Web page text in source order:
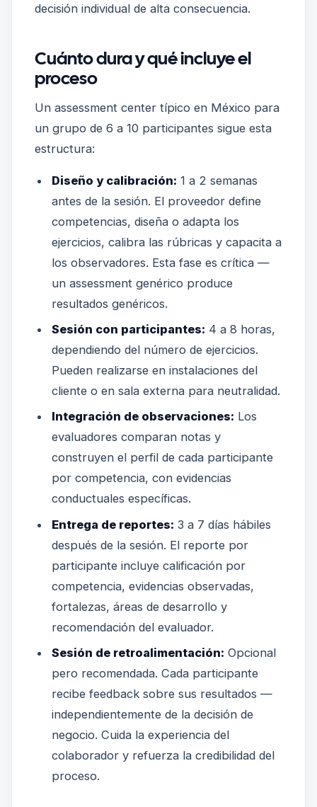
decisión individual de alta consecuencia.
Cuánto dura y qué incluye el
proceso
Un assessment center típico en México para
un grupo de 6 a 10 participantes sigue esta
estructura:
Diseño y calibración: 1 a 2 semanas
antes de la sesión. El proveedor define
competencias, diseña o adapta los
ejercicios, calibra las rúbricas y capacita a
los observadores. Esta fase es crítica —
un assessment genérico produce
resultados genéricos.
Sesión con participantes: 4 a 8 horas,
dependiendo del número de ejercicios.
Pueden realizarse en instalaciones del
cliente o en sala externa para neutralidad.
Integración de observaciones: Los
evaluadores comparan notas y
construyen el perfil de cada participante
por competencia, con evidencias
conductuales específicas.
Entrega de reportes: 3 a 7 días hábiles
después de la sesión. El reporte por
participante incluye calificación por
competencia, evidencias observadas,
fortalezas, áreas de desarrollo y
recomendación del evaluador.
Sesión de retroalimentación: Opcional
pero recomendada. Cada participante
recibe feedback sobre sus resultados —
independientemente de la decisión de
negocio. Cuida la experiencia del
colaborador y refuerza la credibilidad del
proceso.